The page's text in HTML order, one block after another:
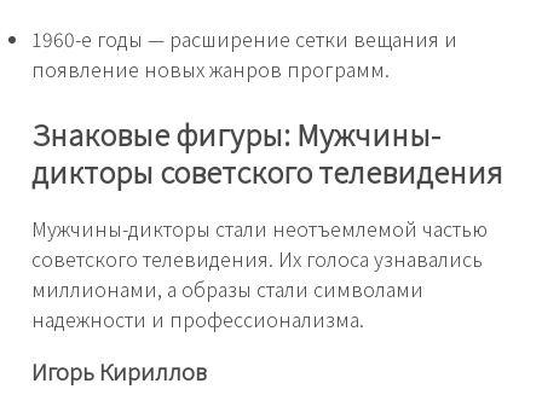
1960-е годы — расширение сетки вещания и
появление новых жанров программ.
Знаковые фигуры: Мужчины-
дикторы советского телевидения
Мужчины-дикторы стали неотъемлемой частью
советского телевидения. Их голоса узнавались
миллионами, а образы стали символами
надежности и профессионализма.
Игорь Кириллов